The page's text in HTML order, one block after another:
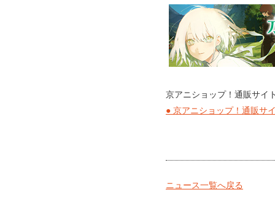
京アニショップ！通販サイ
● 京アニショップ！通販サ
ニュース一覧へ戻る